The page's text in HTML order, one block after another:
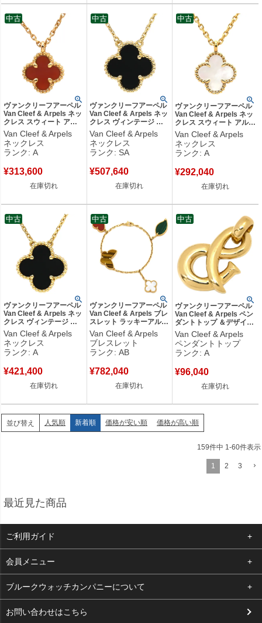
ヴァンクリーフアーペル
Van Cleef & Arpels ネッ
クレス スウィート アル
ハンブラ ペンダント レ
ッド×ローズゴールド PG
750 カーネリアン 紅玉髄
VCARN59M00 【保証
Van Cleef & Arpels
ネックレス
ランク: A
¥313,600
在庫切れ
中古
ヴァンクリーフアーペル
Van Cleef & Arpels ネッ
クレス ヴィンテージ ア
ルハンブラ ペンダント
ブラック×イエローゴー
ルド Au750 18K 黒 オニ
キス VCARA45800 【修
同様品
Van Cleef & Arpels
ネックレス
ランク: SA
¥507,640
在庫切れ
中古
ヴァンクリーフアーペル
Van Cleef & Arpels ネッ
クレス スウィート アルハ
ンブラ ペンダント パール
ホワイト×イエローゴー
ルド 白 Au750 18K YG
シェル VCARF69100
Van Cleef & Arpels
ネックレス
ランク: A
¥292,040
在庫切れ
中古
ヴァンクリーフアーペル
Van Cleef & Arpels ネッ
クレス ヴィンテージ ア
ルハンブラ ペンダント
ブラック×イエローゴー
ルド Au750 18K 黒 オニ
キス VCARA45800 【中
Van Cleef & Arpels
ネックレス
ランク: A
¥421,400
在庫切れ
中古
ヴァンクリーフアーペル
Van Cleef & Arpels ブレ
スレット ラッキーアルハ
ンブラ 4モチーフ マルチ
カラー×イエローゴール
ド K18 マルチストーン
VCA VCARD79600 【修
品
Van Cleef & Arpels
ブレスレット
ランク: AB
¥782,040
在庫切れ
中古
ヴァンクリーフアーペル
Van Cleef & Arpels ペン
ダントトップ ＆デザイン
イエローゴールド チャー
ム Au750 YG ネックレス
トップ 【中古】中古美品
Van Cleef & Arpels
ペンダントトップ
ランク: A
¥96,040
在庫切れ
中古
並び替え 人気順 新着順 価格が安い順 価格が高い順
159件中 1-60件表示
1 2 3
最近見た商品
ご利用ガイド
よくある質問
支払い・送料
お客様の声
会員メニュー
ログイン
お気に入り
ブルークウォッチカンパニーについて
会社概要
お問い合わせはこちら